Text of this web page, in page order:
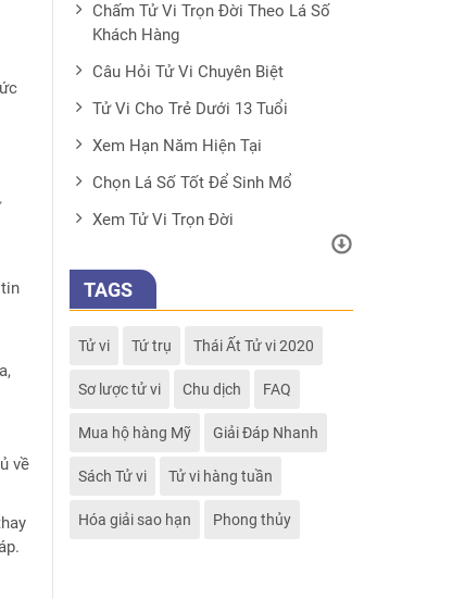
về
Chấm Tử Vi Trọn Đời Theo Lá Số
Khách Hàng
Câu Hỏi Tử Vi Chuyên Biệt
Tử Vi Cho Trẻ Dưới 13 Tuổi
Xem Hạn Năm Hiện Tại
Chọn Lá Số Tốt Để Sinh Mổ
Xem Tử Vi Trọn Đời
TAGS
Tử vi Tứ trụ Thái Ất Tử vi 2020
Sơ lược tử vi Chu dịch FAQ
Mua hộ hàng Mỹ Giải Đáp Nhanh
Sách Tử vi Tử vi hàng tuần
Hóa giải sao hạn Phong thủy